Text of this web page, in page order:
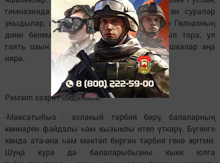
гимназиядә укучы 10 яшьлек Ильяс яттан сурәләр
укыдылар, ә 12 яшьлек гимназия укучысы Гөлназның
дини белеме башкаларныкыннан аерылып тора, ул
гаять озын сурәләрне дә яттан белә, башкалар аңа
иярә.
Рәмзил хәзрәт Садыйков:
-Максатыбыз - әхлакый тәрбия бирү, балаларның
көннәрен файдалы һәм кызыклы итеп үткәрү. Бүгенге
көндә ата-ана һәм мәктәп биргән тәрбия генә җитми.
Шуңа күрә дә балаларыбызны кыек юлга